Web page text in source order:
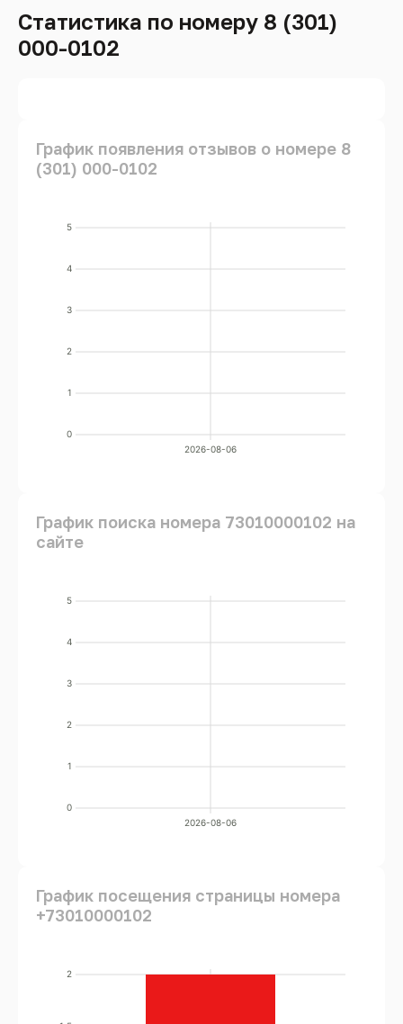
Статистика по номеру 8 (301)
000-0102
График появления отзывов о номере 8
(301) 000-0102
0
1
2
3
4
5
2026-08-06
График поиска номера 73010000102 на
сайте
0
1
2
3
4
5
2026-08-06
График посещения страницы номера
+73010000102
2